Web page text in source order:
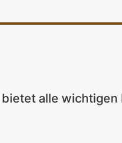
alle wichtigen